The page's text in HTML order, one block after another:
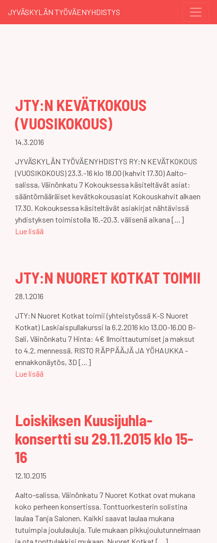
JYVÄSKYLÄN TYÖVÄENYHDISTYS
JTY:N KEVÄTKOKOUS
(VUOSIKOKOUS)
14.3.2016
JYVÄSKYLÄN TYÖVÄENYHDISTYS RY:N KEVÄTKOKOUS
(VUOSIKOKOUS) 23.3.-16 klo 18.00 (kahvit 17.30) Aalto-
salissa, Väinönkatu 7 Kokouksessa käsiteltävät asiat:
sääntömääräiset kevätkokousasiat Kokouskahvit alkaen
17.30. Kokouksessa käsiteltävät asiakirjat nähtävissä
yhdistyksen toimistolla 16.-20.3. välisenä aikana […]
Lue lisää
JTY:N NUORET KOTKAT TOIMII
28.1.2016
JTY:N Nuoret Kotkat toimii (yhteistyössä K-S Nuoret
Kotkat) Laskiaispullakurssi la 6.2.2016 klo 13.00-16.00 B-
Sali, Väinönkatu 7 Hinta: 4€ Ilmoittautumiset ja maksut
to 4.2. mennessä. RISTO RÄPPÄÄJÄ JA YÖHAUKKA -
ennakkonäytös, 3D […]
Lue lisää
Loiskiksen Kuusijuhla-
konsertti su 29.11.2015 klo 15-
16
12.10.2015
Aalto-salissa, Väinönkatu 7 Nuoret Kotkat ovat mukana
koko perheen konsertissa. Tonttuorkesterin solistina
laulaa Tanja Salonen. Kaikki saavat laulaa mukana
tutuimpia joululauluja. Tule mukaan pikkujoulutunnelmaan